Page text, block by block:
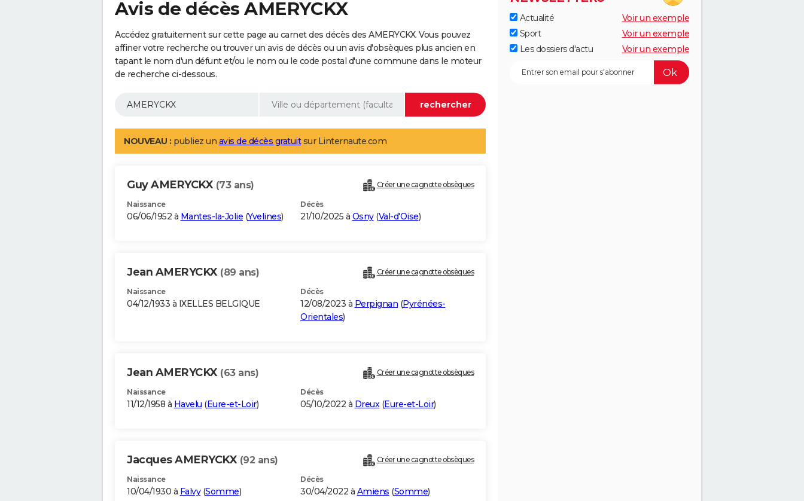
Avis de décès AMERYCKX
Accédez gratuitement sur cette page au carnet des décès des AMERYCKX. Vous pouvez
affiner votre recherche ou trouver un avis de décès ou un avis d'obsèques plus ancien en
tapant le nom d'un défunt et/ou le nom ou le code postal d'une commune dans le moteur
de recherche ci-dessous.
NOUVEAU : publiez un avis de décès gratuitsur Linternaute.com
Guy AMERYCKX (73 ans) Créer une cagnotte obsèques
Naissance
06/06/1952 à Mantes-la-Jolie (Yvelines)
Décès
21/10/2025 à Osny(Val-d'Oise)
Jean AMERYCKX (89 ans) Créer une cagnotte obsèques
Naissance
04/12/1933 à IXELLES BELGIQUE
Décès
12/08/2023 à Perpignan (Pyrénées-
Orientales)
Jean AMERYCKX (63 ans) Créer une cagnotte obsèques
Naissance
11/12/1958 à Havelu (Eure-et-Loir)
Décès
05/10/2022 à Dreux(Eure-et-Loir)
Jacques AMERYCKX (92 ans) Créer une cagnotte obsèques
Naissance
10/04/1930 à Falvy(Somme)
Décès
30/04/2022 à Amiens (Somme)
Actualité
Voir un exemple
Sport
Voir un exemple
Les dossiers d'actu
Voir un exemple